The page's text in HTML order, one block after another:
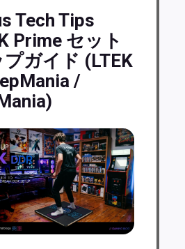
Tech Tips
Prime セット
プガイド (LTEK
/